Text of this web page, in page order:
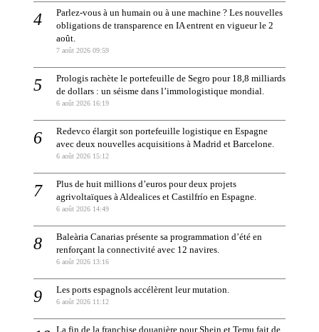
Parlez-vous à un humain ou à une machine ? Les nouvelles
obligations de transparence en IA entrent en vigueur le 2
août.
7 août 2026 09:59
Prologis rachète le portefeuille de Segro pour 18,8 milliards
de dollars : un séisme dans l’immologistique mondial.
6 août 2026 16:19
Redevco élargit son portefeuille logistique en Espagne
avec deux nouvelles acquisitions à Madrid et Barcelone.
6 août 2026 15:12
Plus de huit millions d’euros pour deux projets
agrivoltaïques à Aldealices et Castilfrío en Espagne.
6 août 2026 14:49
Baleària Canarias présente sa programmation d’été en
renforçant la connectivité avec 12 navires.
6 août 2026 13:16
Les ports espagnols accélèrent leur mutation.
6 août 2026 11:12